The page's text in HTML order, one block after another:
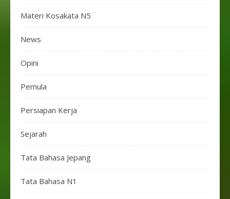
Materi Kosakata N5
News
Opini
Pemula
Persiapan Kerja
Sejarah
Tata Bahasa Jepang
Tata Bahasa N1